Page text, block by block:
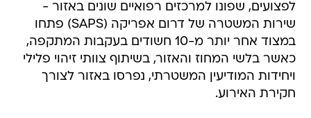
לפצועים, שפונו למרכזים רפואיים שונים באזור -
שירות המשטרה של דרום אפריקה (SAPS) פתחו
במצוד אחר יותר מ-10 חשודים בעקבות המתקפה,
כאשר בלשי המחוז והאזור, בשיתוף צוותי זיהוי פלילי
ויחידות המודיעין המשטרתי, נפרסו באזור לצורך
חקירת האירוע.